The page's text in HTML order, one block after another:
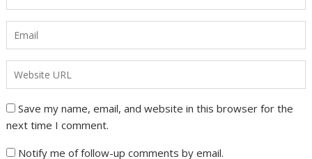
Save my name, email, and website in this browser for the
next time I comment.
Notify me of follow-up comments by email.